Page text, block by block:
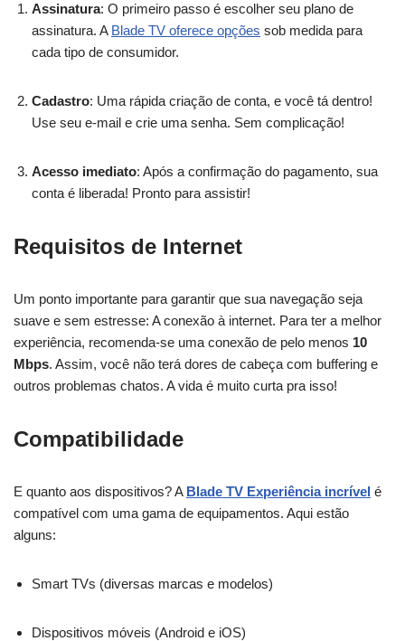
Assinatura: O primeiro passo é escolher seu plano de
assinatura. A Blade TV oferece opções sob medida para
cada tipo de consumidor.
Cadastro: Uma rápida criação de conta, e você tá dentro!
Use seu e-mail e crie uma senha. Sem complicação!
Acesso imediato: Após a confirmação do pagamento, sua
conta é liberada! Pronto para assistir!
Requisitos de Internet
Um ponto importante para garantir que sua navegação seja
suave e sem estresse: A conexão à internet. Para ter a melhor
experiência, recomenda-se uma conexão de pelo menos 10
Mbps. Assim, você não terá dores de cabeça com buffering e
outros problemas chatos. A vida é muito curta pra isso!
Compatibilidade
E quanto aos dispositivos? A Blade TV Experiência incrível é
compatível com uma gama de equipamentos. Aqui estão
alguns:
Smart TVs (diversas marcas e modelos)
Dispositivos móveis (Android e iOS)